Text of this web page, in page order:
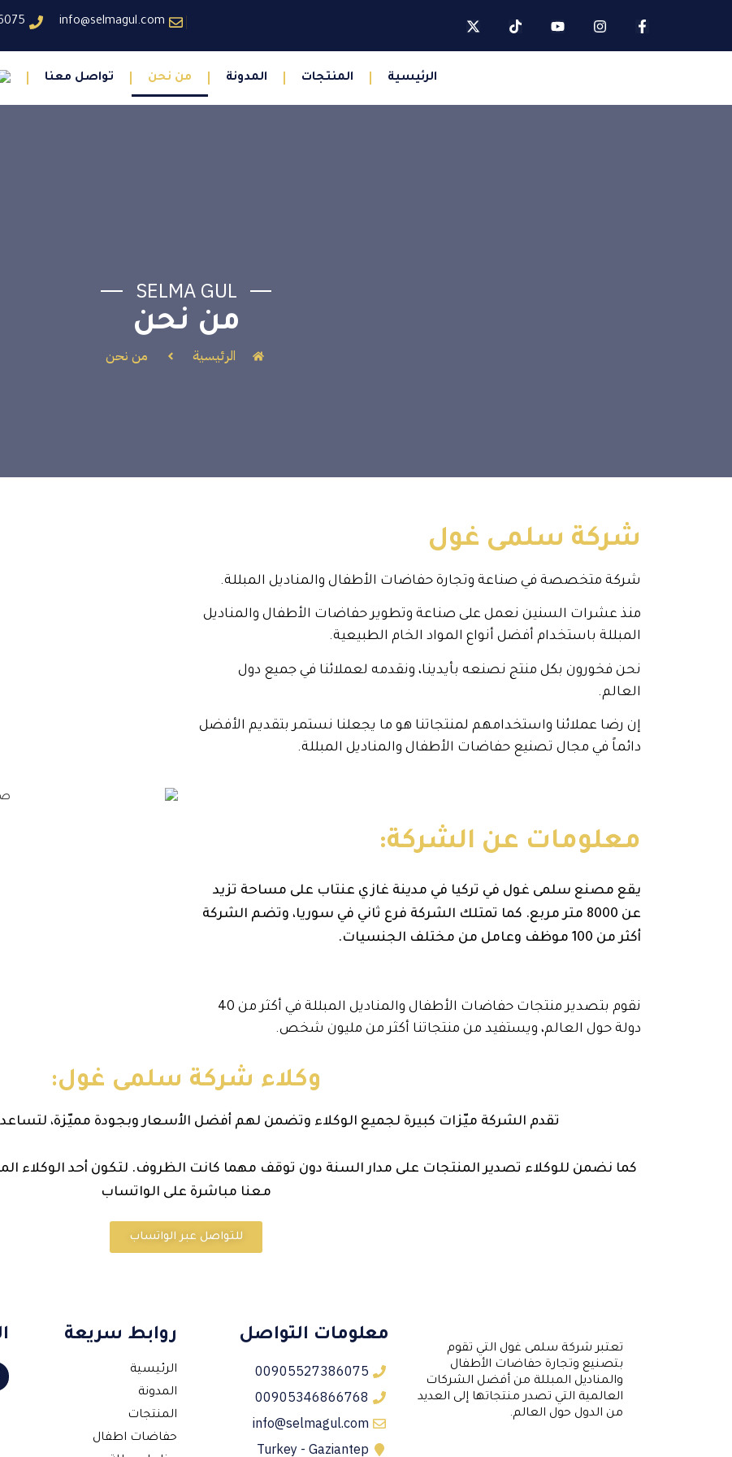
info@selmagul.com
الرئيسية المنتجات المدونة من نحن تواصل معنا
SELMA GUL
من نحن
الرئيسية من نحن
شركة سلمى غول
شركة متخصصة في صناعة وتجارة حفاضات الأطفال والمناديل المبللة.
منذ عشرات السنين نعمل على صناعة وتطوير حفاضات الأطفال والمناديل
المبللة باستخدام أفضل أنواع المواد الخام الطبيعية.
نحن فخورون بكل منتج نصنعه بأيدينا، ونقدمه لعملائنا في جميع دول
العالم.
إن رضا عملائنا واستخدامهم لمنتجاتنا هو ما يجعلنا نستمر بتقديم الأفضل
دائماً في مجال تصنيع حفاضات الأطفال والمناديل المبللة.
معلومات عن الشركة:
يقع مصنع سلمى غول في تركيا في مدينة غازي عنتاب على مساحة تزيد
عن 8000 متر مربع. كما تمتلك الشركة فرع ثاني في سوريا، وتضم الشركة
أكثر من 100 موظف وعامل من مختلف الجنسيات.
نقوم بتصدير منتجات حفاضات الأطفال والمناديل المبللة في أكثر من 40
دولة حول العالم، ويستفيد من منتجاتنا أكثر من مليون شخص.
وكلاء شركة سلمى غول:
تقدم الشركة ميّزات كبيرة لجميع الوكلاء وتضمن لهم أفضل الأسعار وبجودة مميّزة،
كما نضمن للوكلاء تصدير المنتجات على مدار السنة دون توقف مهما كانت الظروف. لتكون أحد
معنا مباشرة على الواتساب
للتواصل عبر الواتساب
تعتبر شركة سلمى غول التي تقوم
بتصنيع وتجارة حفاضات الأطفال
والمناديل المبللة من أفضل الشركات
العالمية التي تصدر منتجاتها إلى العديد
من الدول حول العالم.
معلومات التواصل
00905527386075
00905346866768
info@selmagul.com
Turkey - Gaziantep
روابط سريعة
الرئيسية
المدونة
المنتجات
حفاضات اطفال